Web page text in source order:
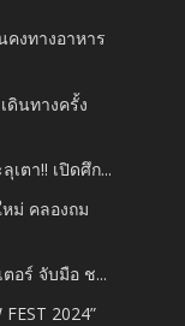
คงทางอาหาร
ดินทางครั้ง
เตา!! เปิดศึก...
ม่ คลองถม
อร์ จับมือ ช...
2024”